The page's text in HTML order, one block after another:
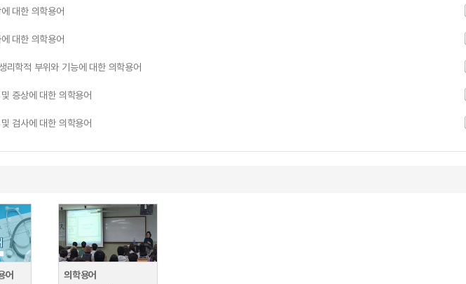
대한 의학용어
대한 의학용어
리학적 부위와 기능에 대한 의학용어
증상에 대한 의학용어
검사에 대한 의학용어
어
의학용어